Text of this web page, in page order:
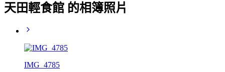
天田輕食館 的相簿照片
IMG_4785